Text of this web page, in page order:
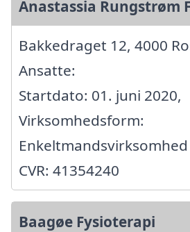
Anastassia Rungstrøm
Bakkedraget 12, 4000
Ansatte:
Startdato: 01. juni 2020,
Virksomhedsform:
Enkeltmandsvirksomhed
CVR: 41354240
Baagøe Fysioterapi